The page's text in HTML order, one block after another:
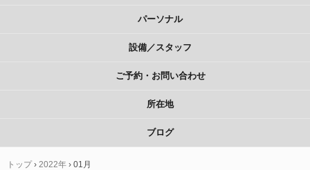
パーソナル
設備／スタッフ
ご予約・お問い合わせ
所在地
ブログ
トップ › 2022年 › 01月